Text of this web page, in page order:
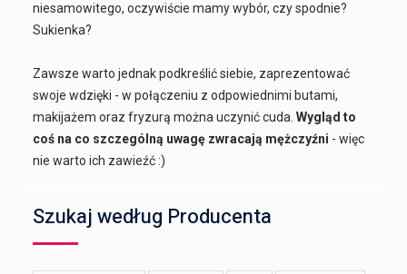
niesamowitego, oczywiście mamy wybór, czy spodnie?
Sukienka?
Zawsze warto jednak podkreślić siebie, zaprezentować
swoje wdzięki - w połączeniu z odpowiednimi butami,
makijażem oraz fryzurą można uczynić cuda.Wygląd to
coś na co szczególną uwagę zwracają mężczyźni - więc
nie warto ich zawieźć :)
Szukaj według Producenta